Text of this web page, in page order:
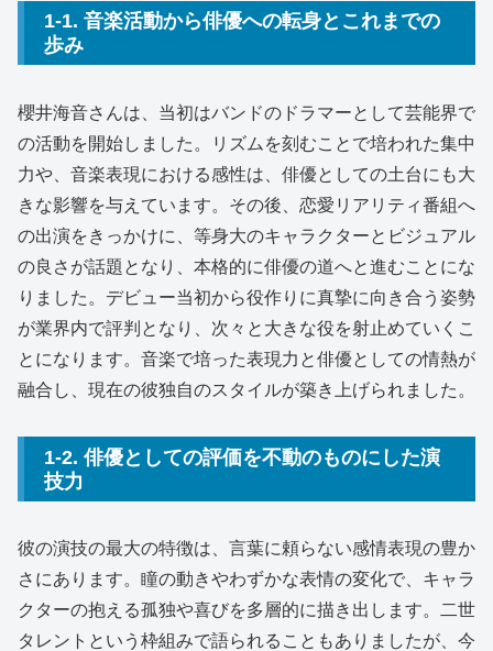
1-1. 音楽活動から俳優への転身とこれまでの
歩み
櫻井海音さんは、当初はバンドのドラマーとして芸能界で
の活動を開始しました。リズムを刻むことで培われた集中
力や、音楽表現における感性は、俳優としての土台にも大
きな影響を与えています。その後、恋愛リアリティ番組へ
の出演をきっかけに、等身大のキャラクターとビジュアル
の良さが話題となり、本格的に俳優の道へと進むことにな
りました。デビュー当初から役作りに真摯に向き合う姿勢
が業界内で評判となり、次々と大きな役を射止めていくこ
とになります。音楽で培った表現力と俳優としての情熱が
融合し、現在の彼独自のスタイルが築き上げられました。
1-2. 俳優としての評価を不動のものにした演
技力
彼の演技の最大の特徴は、言葉に頼らない感情表現の豊か
さにあります。瞳の動きやわずかな表情の変化で、キャラ
クターの抱える孤独や喜びを多層的に描き出します。二世
タレントという枠組みで語られることもありましたが、今